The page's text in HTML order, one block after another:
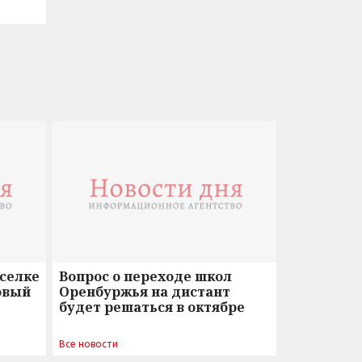
Вопрос о переходе школ
Оренбуржья на дистант
будет решаться в октябре
Все новости